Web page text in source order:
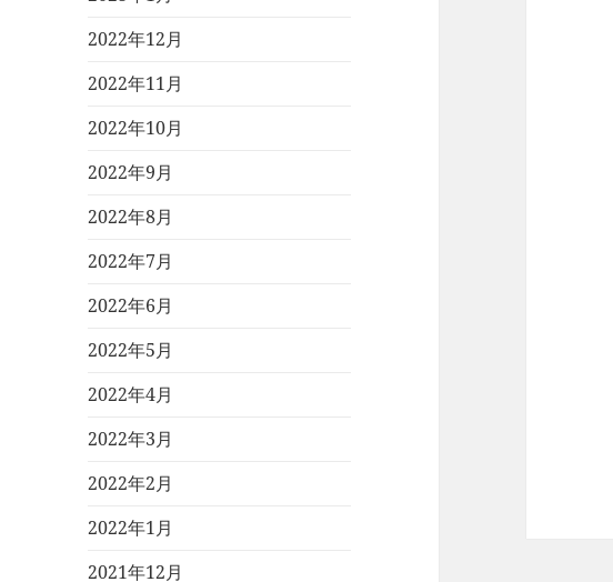
2022年12月
2022年11月
2022年10月
2022年9月
2022年8月
2022年7月
2022年6月
2022年5月
2022年4月
2022年3月
2022年2月
2022年1月
2021年12月